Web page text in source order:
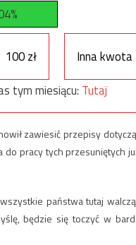
100 zł
Inna kwota
tym miesiącu: Tutaj
zawiesić przepisy
pracy tych przesuniętych
państwa tutaj
będzie się toczyć w